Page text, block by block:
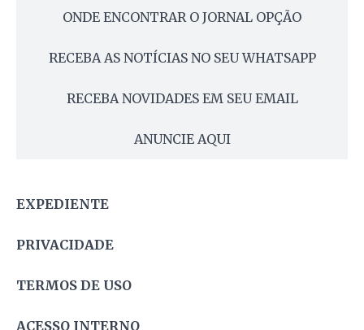
ONDE ENCONTRAR O JORNAL OPÇÃO
RECEBA AS NOTÍCIAS NO SEU WHATSAPP
RECEBA NOVIDADES EM SEU EMAIL
ANUNCIE AQUI
EXPEDIENTE
PRIVACIDADE
TERMOS DE USO
ACESSO INTERNO